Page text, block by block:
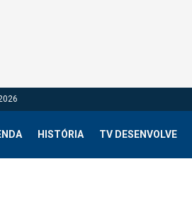
HISTÓRIA TV DESENVOLVE